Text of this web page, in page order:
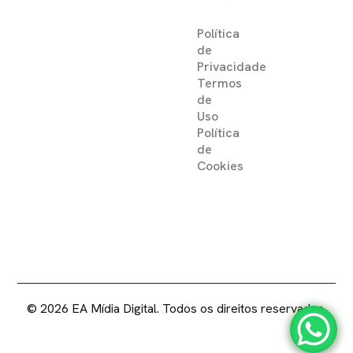
Política
de
Privacidade
Termos
de
Uso
Política
de
Cookies
© 2026 EA Mídia Digital. Todos os direitos reservados.